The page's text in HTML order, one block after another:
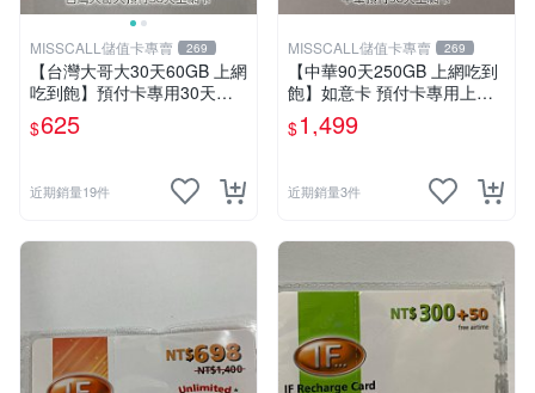
MISSCALL儲值卡專賣 269
【台灣大哥大30天60GB 上網
吃到飽】預付卡專用30天上
網補充卡/儲值卡．Internet O
K 台哥大．OK599⚡MissCall
$625
近期銷量19件
MISSCALL儲值卡專賣 269
【中華90天250GB 上網吃到
飽】如意卡 預付卡專用上網
補充卡/儲值卡IDEAL1499⚡M
issCall儲值卡專賣
$1,499
近期銷量3件